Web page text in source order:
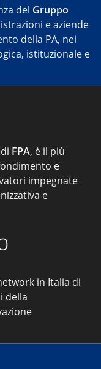
del Gruppo
e aziende
della PA, nei
istituzionale e
FPA, è il più
e
impegnate
e
in Italia di
della